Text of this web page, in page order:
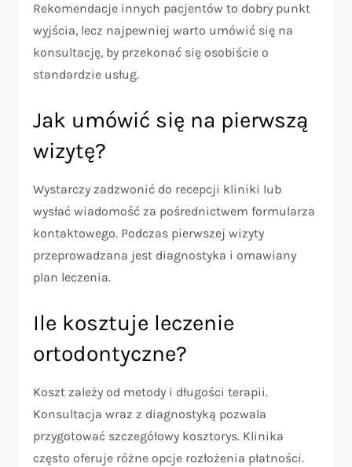
Rekomendacje innych pacjentów to dobry punkt
wyjścia, lecz najpewniej warto umówić się na
konsultację, by przekonać się osobiście o
standardzie usług.
Jak umówić się na pierwszą
wizytę?
Wystarczy zadzwonić do recepcji kliniki lub
wysłać wiadomość za pośrednictwem formularza
kontaktowego. Podczas pierwszej wizyty
przeprowadzana jest diagnostyka i omawiany
plan leczenia.
Ile kosztuje leczenie
ortodontyczne?
Koszt zależy od metody i długości terapii.
Konsultacja wraz z diagnostyką pozwala
przygotować szczegółowy kosztorys. Klinika
często oferuje różne opcje rozłożenia płatności.